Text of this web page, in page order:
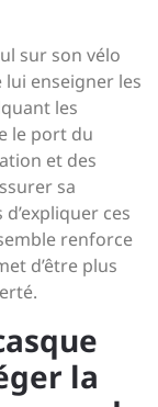
sur son vélo
lui enseigner les
les
le port du
et des
sa
ces
renforce
d’être plus
la